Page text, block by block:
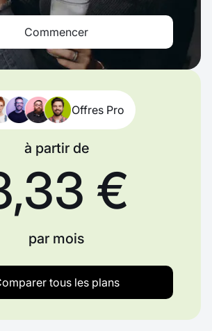
Commencer
Offres Pro
à partir de
€
par mois
tous les plans